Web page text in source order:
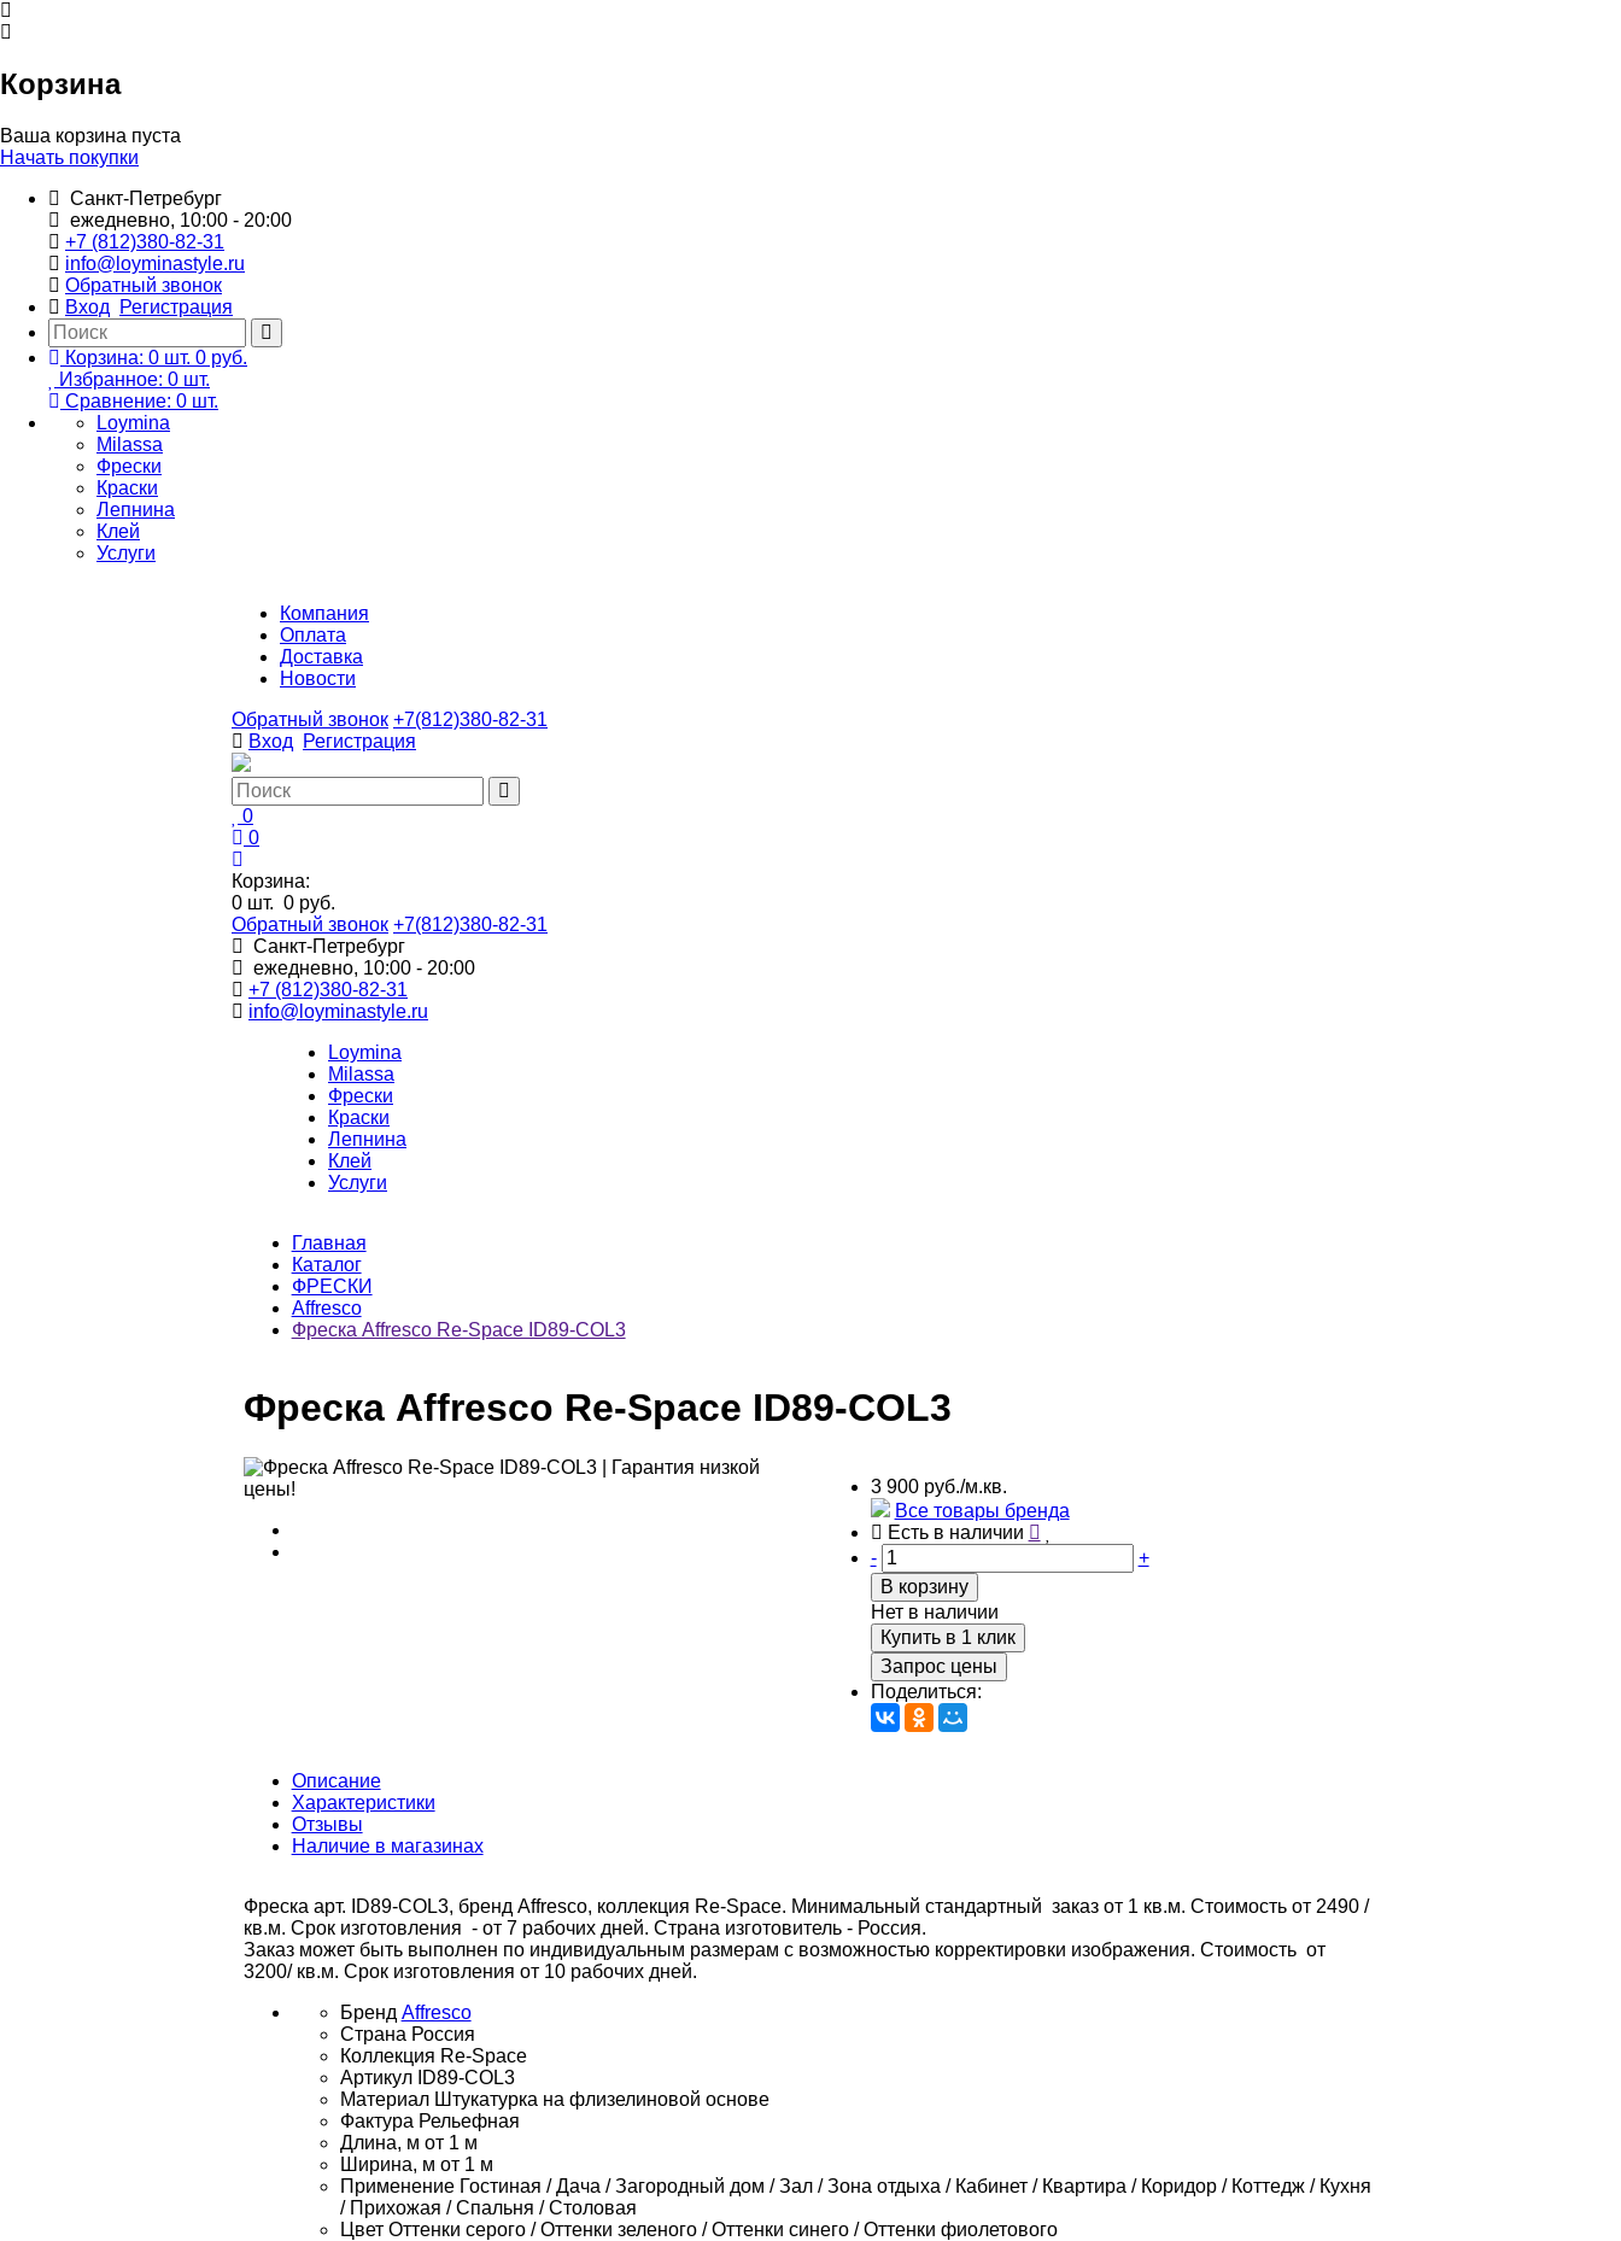
Корзина
Ваша корзина пуста
Начать покупки
Санкт-Петребург
ежедневно, 10:00 - 20:00
+7 (812)380-82-31
info@loyminastyle.ru
Обратный звонок
Вход
Регистрация
Корзина: 0 шт. 0 руб.
Избранное: 0 шт.
Сравнение: 0 шт.
Loymina
Milassa
Фрески
Краски
Лепнина
Клей
Услуги
Компания
Оплата
Доставка
Новости
Обратный звонок +7(812)380-82-31
Вход
Регистрация
0
0
Корзина:
0 шт. 0 руб.
Обратный звонок +7(812)380-82-31
Санкт-Петребург
ежедневно, 10:00 - 20:00
+7 (812)380-82-31
info@loyminastyle.ru
Loymina
Milassa
Фрески
Краски
Лепнина
Клей
Услуги
Главная
Каталог
ФРЕСКИ
Affresco
Фреска Affresco Re-Space ID89-COL3
Фреска Affresco Re-Space ID89-COL3
3 900 руб./м.кв.
Все товары бренда
Есть в наличии
-
+
В корзину
Нет в наличии
Купить в 1 клик
Запрос цены
Поделиться:
Описание
Характеристики
Отзывы
Наличие в магазинах
Фреска арт. ID89-COL3, бренд Affresco, коллекция Re-Space. Минимальный стандартный заказ от 1 кв.м. Стоимость от 2490 /
кв.м. Срок изготовления - от 7 рабочих дней. Страна изготовитель - Россия.
Заказ может быть выполнен по индивидуальным размерам с возможностью корректировки изображения. Стоимость от
3200/ кв.м. Срок изготовления от 10 рабочих дней.
Бренд Affresco
Страна Россия
Коллекция Re-Space
Артикул
ID89-COL3
Материал Штукатурка на флизелиновой основе
Фактура Рельефная
Длина, м от 1 м
Ширина, м от 1 м
Применение Гостиная / Дача / Загородный дом / Зал / Зона отдыха / Кабинет / Квартира / Коридор / Коттедж / Кухня
/ Прихожая / Спальня / Столовая
Цвет Оттенки серого / Оттенки зеленого / Оттенки синего / Оттенки фиолетового